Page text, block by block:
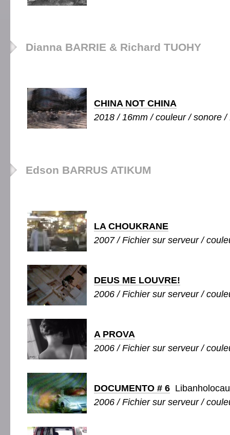
Dianna BARRIE & Richard TUOHY
CHINA NOT CHINA
2018 / 16mm / couleur / sonore /
Edson BARRUS ATIKUM
LA CHOUKRANE
2007 / Fichier sur serveur /
DEUS ME LOUVRE!
2006 / Fichier sur serveur /
A PROVA
2006 / Fichier sur serveur /
DOCUMENTO # 6
2006 / Fichier sur serveur /